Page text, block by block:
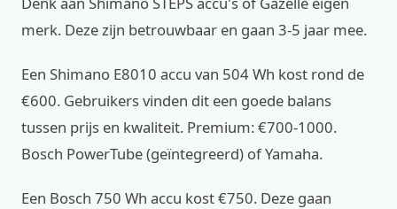
merk. Deze zijn betrouwbaar en gaan 3-5 jaar mee.
Een Shimano E8010 accu van 504 Wh kost rond de
€600. Gebruikers vinden dit een goede balans
tussen prijs en kwaliteit. Premium: €700-1000.
Bosch PowerTube (geïntegreerd) of Yamaha.
Een Bosch 750 Wh accu kost €750. Deze gaan